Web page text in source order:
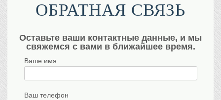
ОБРАТНАЯ СВЯЗЬ
Оставьте ваши контактные данные, и мы
свяжемся с вами в ближайшее время.
Ваше имя
Ваш телефон